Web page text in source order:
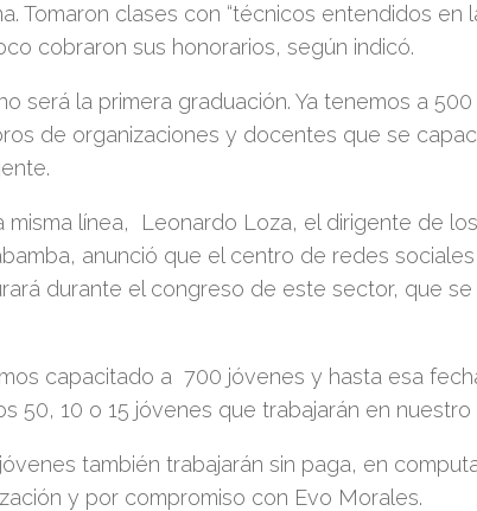
Tomaron clases con “técnicos entendidos en
cobraron sus honorarios, según indicó.
será la primera graduación. Ya tenemos a
de organizaciones y docentes que se
misma línea, Leonardo Loza, el dirigente de
anunció que el centro de redes
durante el congreso de este sector, que se
capacitado a 700 jóvenes y hasta esa
50, 10 o 15 jóvenes que trabajarán en nuestro
también trabajarán sin paga, en
y por compromiso con Evo Morales.